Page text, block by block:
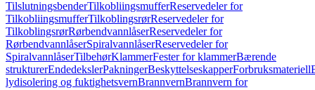
TilslutningsbenderTilkobliingsmufferReservedeler for
TilkobliingsmufferTilkoblingsrørReservedeler for
TilkoblingsrørRørbendvannlåserReservedeler for
RørbendvannlåserSpiralvannlåserReservedeler for
SpiralvannlåserTilbehørKlammerFester for klammerBærende
strukturerEndedekslerPakningerBeskyttelseskapperForbruksmateriell
lydisolering og fuktighetsvernBrannvernBrannvern for